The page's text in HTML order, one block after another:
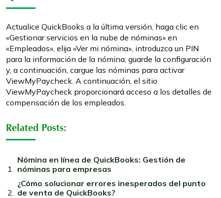
Actualice QuickBooks a la última versión, haga clic en
«Gestionar servicios en la nube de nóminas» en
«Empleados», elija «Ver mi nómina», introduzca un PIN
para la información de la nómina, guarde la configuración
y, a continuación, cargue las nóminas para activar
ViewMyPaycheck. A continuación, el sitio
ViewMyPaycheck proporcionará acceso a los detalles de
compensación de los empleados.
Related Posts:
Nómina en línea de QuickBooks: Gestión de
nóminas para empresas
¿Cómo solucionar errores inesperados del punto
de venta de QuickBooks?